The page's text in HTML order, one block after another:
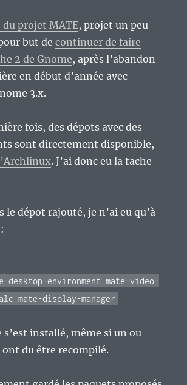
du projet MATE, projet un peu
but decontinuer de faire
2 de Gnome, après l’abandon
en début d’année avec
3.x.
fois, des dépots avec des
sont directement disponible,
. J’ai donc eu la tache
le dépot rajouté, je n’ai eu qu’à
desktop-environment mate-video-
mate-display-manager
s’est installé, même si un ou
ont du être recompilé.